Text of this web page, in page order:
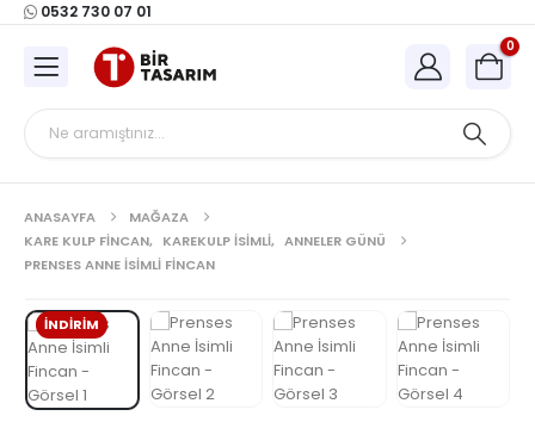
0532 730 07 01
0
ANASAYFA
MAĞAZA
KARE KULP FINCAN, KAREKULP İSIMLI, ANNELER GÜNÜ
PRENSES ANNE İSIMLI FINCAN
İNDIRIM